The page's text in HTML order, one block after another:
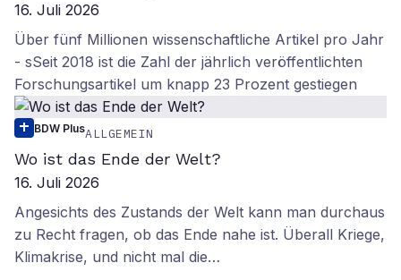
16. Juli 2026
Über fünf Millionen wissenschaftliche Artikel pro Jahr
- sSeit 2018 ist die Zahl der jährlich veröffentlichten
Forschungsartikel um knapp 23 Prozent gestiegen
BDW PlusALLGEMEIN
Wo ist das Ende der Welt?
16. Juli 2026
Angesichts des Zustands der Welt kann man durchaus
zu Recht fragen, ob das Ende nahe ist. Überall Kriege,
Klimakrise, und nicht mal die…